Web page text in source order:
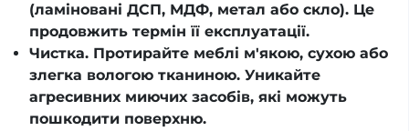
(ламіновані ДСП, МДФ, метал або скло). Це
продовжить термін її експлуатації.
Чистка. Протирайте меблі м'якою, сухою або
злегка вологою тканиною. Уникайте
агресивних миючих засобів, які можуть
пошкодити поверхню.